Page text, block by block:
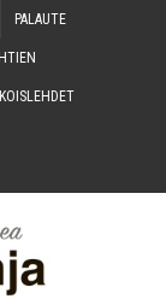
PALAU­TE